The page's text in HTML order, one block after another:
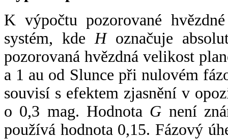
K výpočtu pozorované
systém, kde Hoznačuje
pozorovaná hvězdná velikost
a 1 au od Slunce při nulovém
souvisí s efektem zjasnění v
o 0,3 mag. Hodnota G není
používá hodnota 0,15. Fázový